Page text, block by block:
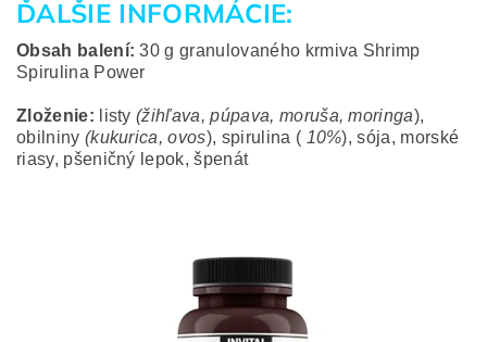
ĎALŠIE INFORMÁCIE:
Obsah balení:30 g granulovaného krmiva Shrimp
Spirulina Power
Zloženie: listy(žihľava, púpava, moruša, moringa),
obilniny (kukurica, ovos), spirulina ( 10%), sója, morské
riasy, pšeničný lepok, špenát